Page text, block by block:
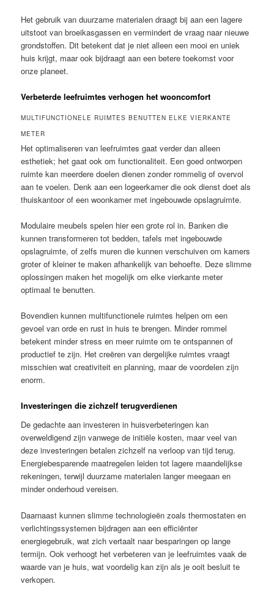
Het gebruik van duurzame materialen draagt bij aan een lagere
uitstoot van broeikasgassen en vermindert de vraag naar nieuwe
grondstoffen. Dit betekent dat je niet alleen een mooi en uniek
huis krijgt, maar ook bijdraagt aan een betere toekomst voor
onze planeet.
Verbeterde leefruimtes verhogen het wooncomfort
MULTIFUNCTIONELE RUIMTES BENUTTEN ELKE VIERKANTE
METER
Het optimaliseren van leefruimtes gaat verder dan alleen
esthetiek; het gaat ook om functionaliteit. Een goed ontworpen
ruimte kan meerdere doelen dienen zonder rommelig of overvol
aan te voelen. Denk aan een logeerkamer die ook dienst doet als
thuiskantoor of een woonkamer met ingebouwde opslagruimte.
Modulaire meubels spelen hier een grote rol in. Banken die
kunnen transformeren tot bedden, tafels met ingebouwde
opslagruimte, of zelfs muren die kunnen verschuiven om kamers
groter of kleiner te maken afhankelijk van behoefte. Deze slimme
oplossingen maken het mogelijk om elke vierkante meter
optimaal te benutten.
Bovendien kunnen multifunctionele ruimtes helpen om een
gevoel van orde en rust in huis te brengen. Minder rommel
betekent minder stress en meer ruimte om te ontspannen of
productief te zijn. Het creëren van dergelijke ruimtes vraagt
misschien wat creativiteit en planning, maar de voordelen zijn
enorm.
Investeringen die zichzelf terugverdienen
De gedachte aan investeren in huisverbeteringen kan
overweldigend zijn vanwege de initiële kosten, maar veel van
deze investeringen betalen zichzelf na verloop van tijd terug.
Energiebesparende maatregelen leiden tot lagere maandelijkse
rekeningen, terwijl duurzame materialen langer meegaan en
minder onderhoud vereisen.
Daarnaast kunnen slimme technologieën zoals thermostaten en
verlichtingssystemen bijdragen aan een efficiënter
energiegebruik, wat zich vertaalt naar besparingen op lange
termijn. Ook verhoogt het verbeteren van je leefruimtes vaak de
waarde van je huis, wat voordelig kan zijn als je ooit besluit te
verkopen.